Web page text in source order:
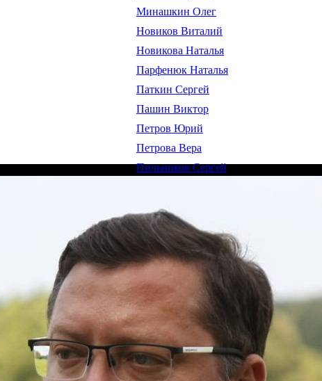
Минашкин Олег
Новиков Виталий
Новикова Наталья
Парфенюк Наталья
Паткин Сергей
Пашин Виктор
Петров Юрий
Петрова Вера
Пильников Сергей